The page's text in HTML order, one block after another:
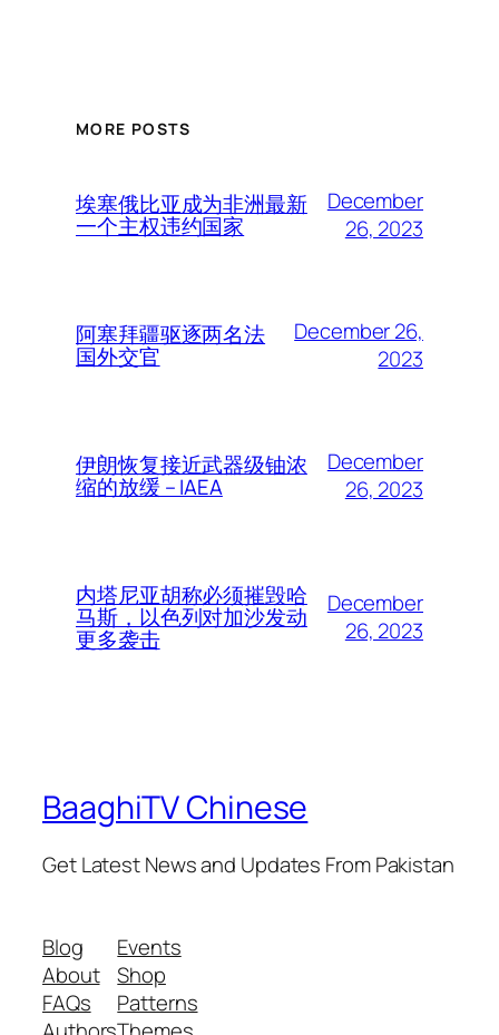
MORE POSTS
埃塞俄比亚成为非洲最新
一个主权违约国家
December
26, 2023
阿塞拜疆驱逐两名法
国外交官
December 26,
2023
伊朗恢复接近武器级铀浓
缩的放缓 – IAEA
December
26, 2023
内塔尼亚胡称必须摧毁哈
马斯，以色列对加沙发动
更多袭击
December
26, 2023
BaaghiTV Chinese
Get Latest News and Updates From Pakistan
Blog
About
FAQs
Events
Shop
Patterns